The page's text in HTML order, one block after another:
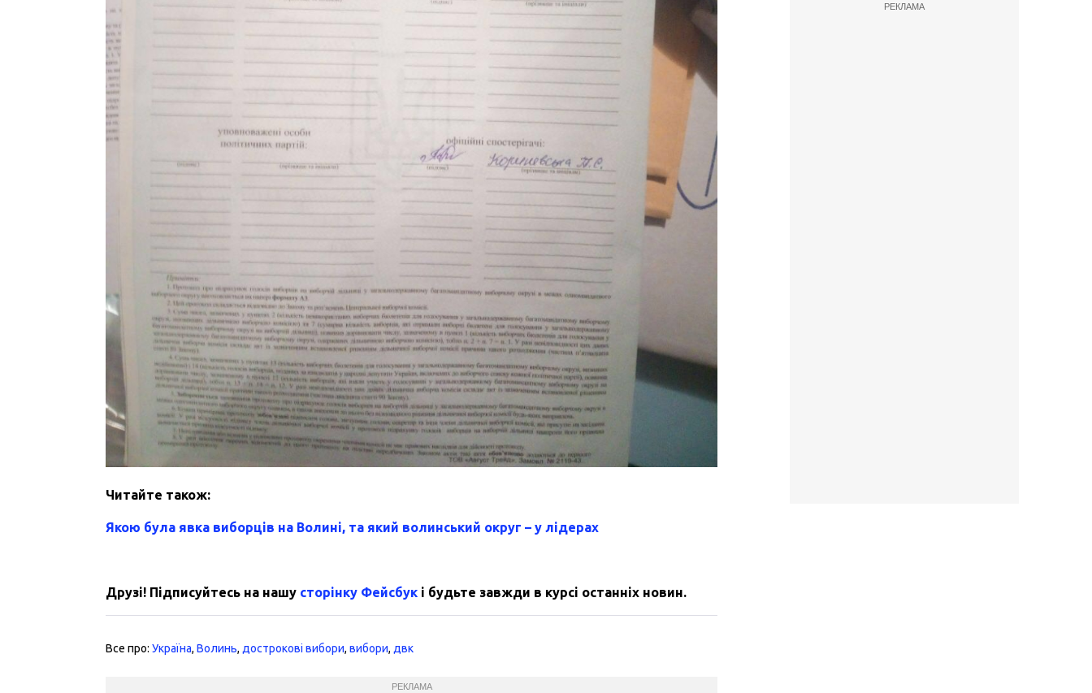
Читайте також:
Якою була явка виборців на Волині, та який волинський округ – у лідерах
Друзі! Підписуйтесь на нашу сторінку Фейсбук і будьте завжди в курсі останніх новин.
Все про:Україна,Волинь, дострокові вибори,вибори, двк
РЕКЛАМА
РЕКЛАМА